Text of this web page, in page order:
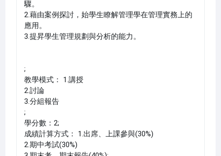
驟。
2.藉由案例探討，始學生瞭解管理學在管理實務上的
應用。
3.提昇學生管理規劃與分析的能力。
;
教學模式： 1.講授
2.討論
3.分組報告
;
學分數：2;
成績計算方式： 1.出席、上課參與(30%)
2.期中考試(30%)